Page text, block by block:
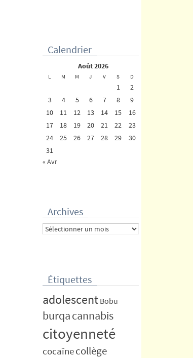
Calendrier
août 2026
L M M J V S D
1
2
3
4 5 6 7 8
9
10
11 12 13 14 15
16
17
18 19 20 21 22
23
24
25 26 27 28 29
30
31
« Avr
Archives
Archives
Étiquettes
adolescent Bobu
burqacannabis
citoyenneté
cocaïnecollège